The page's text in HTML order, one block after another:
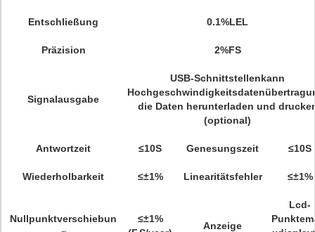
Entschließung 0.1%LEL
Präzision 2%FS
Signalausgabe
USB-Schnittstellenkann
die Daten herunterladen und
(optional)
Antwortzeit ≤10S Genesungszeit ≤10S
Wiederholbarkeit ≤±1% Linearitätsfehler ≤±1%
Nullpunktverschiebun
≤±1%
Anzeige
Lcd-